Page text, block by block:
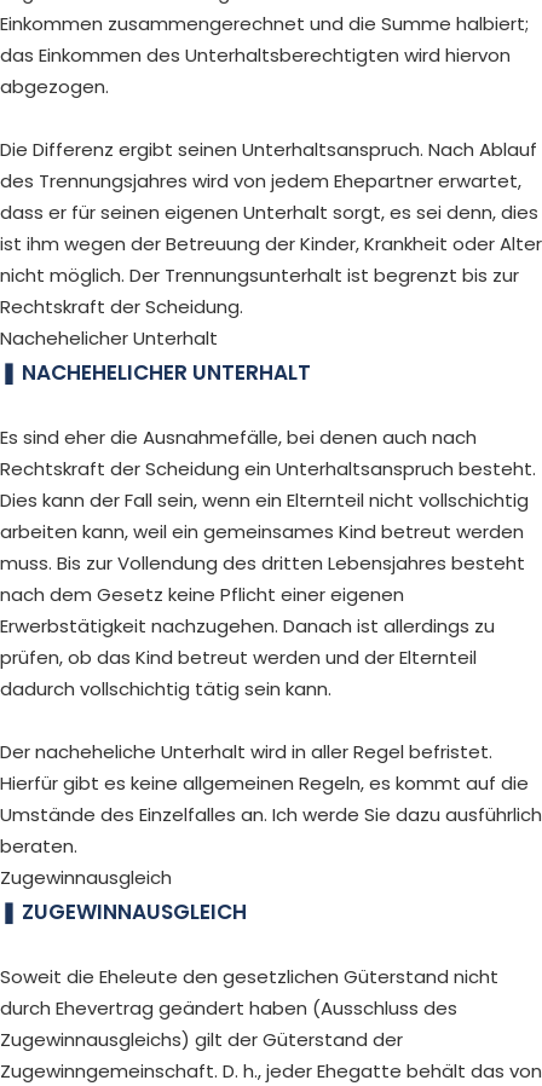
Einkommen zusammengerechnet und die Summe halbiert;
das Einkommen des Unterhaltsberechtigten wird hiervon
abgezogen.
Die Differenz ergibt seinen Unterhaltsanspruch. Nach Ablauf
des Trennungsjahres wird von jedem Ehepartner erwartet,
dass er für seinen eigenen Unterhalt sorgt, es sei denn, dies
ist ihm wegen der Betreuung der Kinder, Krankheit oder Alter
nicht möglich. Der Trennungsunterhalt ist begrenzt bis zur
Rechtskraft der Scheidung.
Nachehelicher Unterhalt
NACHEHELICHER UNTERHALT
Es sind eher die Ausnahmefälle, bei denen auch nach
Rechtskraft der Scheidung ein Unterhaltsanspruch besteht.
Dies kann der Fall sein, wenn ein Elternteil nicht vollschichtig
arbeiten kann, weil ein gemeinsames Kind betreut werden
muss. Bis zur Vollendung des dritten Lebensjahres besteht
nach dem Gesetz keine Pflicht einer eigenen
Erwerbstätigkeit nachzugehen. Danach ist allerdings zu
prüfen, ob das Kind betreut werden und der Elternteil
dadurch vollschichtig tätig sein kann.
Der nacheheliche Unterhalt wird in aller Regel befristet.
Hierfür gibt es keine allgemeinen Regeln, es kommt auf die
Umstände des Einzelfalles an. Ich werde Sie dazu ausführlich
beraten.
Zugewinnausgleich
ZUGEWINNAUSGLEICH
Soweit die Eheleute den gesetzlichen Güterstand nicht
durch Ehevertrag geändert haben (Ausschluss des
Zugewinnausgleichs) gilt der Güterstand der
Zugewinngemeinschaft. D. h., jeder Ehegatte behält das von